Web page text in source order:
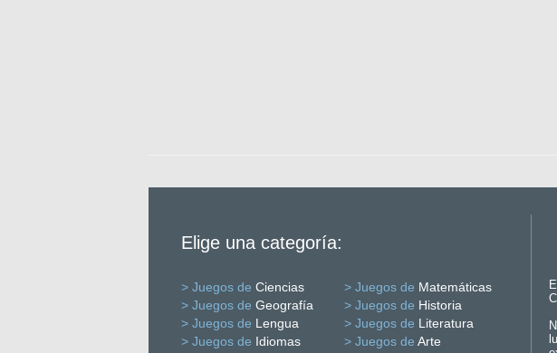
Elige una categoría:
> Juegos de Ciencias > Juegos de Matemáticas
> Juegos de Geografía > Juegos de Historia
> Juegos de Lengua > Juegos de Literatura
> Juegos de Idiomas > Juegos de Arte